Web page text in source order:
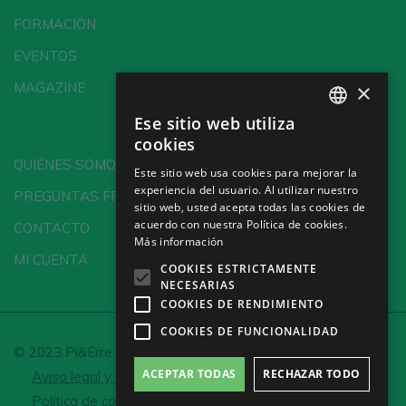
FORMACIÓN
EVENTOS
MAGAZINE
QUIÉNES SOMOS
PREGUNTAS FRECUENTES
CONTACTO
MI CUENTA
© 2023 Pi&Erre Comunicación Integral S.L.
Aviso legal y Política de privacidad
Política de cookies
GERMAN
CH
×
Ese sitio web utiliza
cookies
Este sitio web usa cookies para mejorar la
experiencia del usuario. Al utilizar nuestro
sitio web, usted acepta todas las cookies de
acuerdo con nuestra Política de cookies.
Más información
COOKIES ESTRICTAMENTE
NECESARIAS
COOKIES DE RENDIMIENTO
COOKIES DE FUNCIONALIDAD
ACEPTAR TODAS RECHAZAR TODO